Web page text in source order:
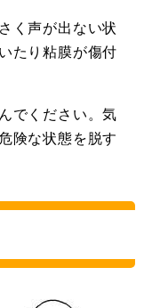
く声が出ない状
たり粘膜が傷付
でください。気
険な状態を脱す